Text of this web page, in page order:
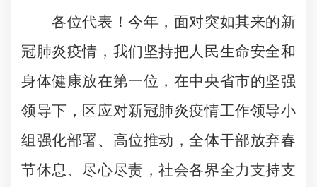
各位代表！今年，面对突如其来的新
冠肺炎疫情，我们坚持把人民生命安全和
身体健康放在第一位，在中央省市的坚强
领导下，区应对新冠肺炎疫情工作领导小
组强化部署、高位推动，全体干部放弃春
节休息、尽心尽责，社会各界全力支持支